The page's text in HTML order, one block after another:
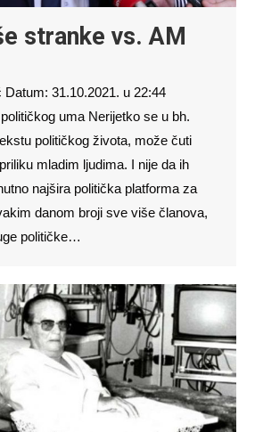
stranke vs. AM
Datum: 31.10.2021. u 22:44
uma Nerijetko se u bh.
političkog života, može čuti
mladim ljudima. I nije da ih
najšira politička platforma za
danom broji sve više članova,
političke…